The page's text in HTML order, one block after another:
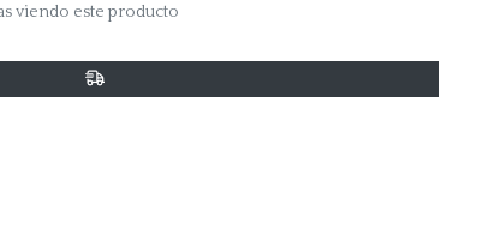
viendo este producto